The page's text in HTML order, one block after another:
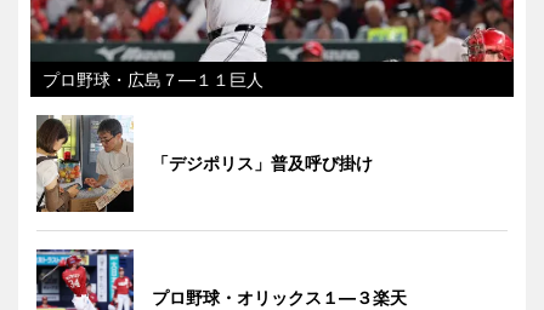
プロ野球・広島７―１１巨人
「デジポリス」普及呼び掛け
プロ野球・オリックス１―３楽天